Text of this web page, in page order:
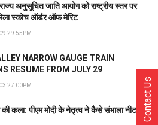
अनुसूचित जाति आयोग को राष्ट्रीय स्तर पर
स्कोच ऑर्डर ऑफ मेरिट
NARROW GAUGE TRAIN
RESUME FROM JULY 29
कला: पीएम मोदी के नेतृत्व ने कैसे संभाला नीट
Contact Us